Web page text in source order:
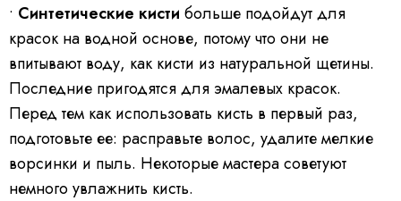
• Синтетические кисти больше подойдут для
красок на водной основе, потому что они не
впитывают воду, как кисти из натуральной щетины.
Последние пригодятся для эмалевых красок.
Перед тем как использовать кисть в первый раз,
подготовьте ее: расправьте волос, удалите мелкие
ворсинки и пыль. Некоторые мастера советуют
немного увлажнить кисть.